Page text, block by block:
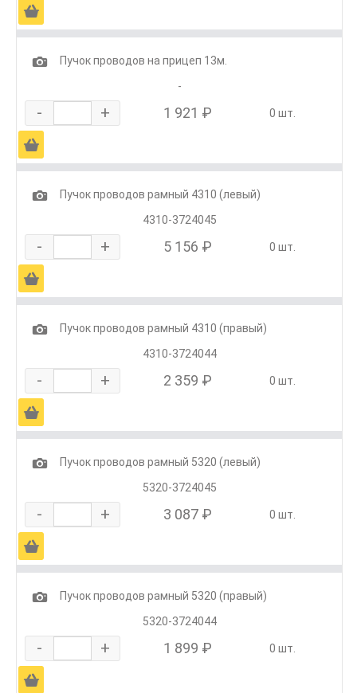
Ä
1
Пучок проводов на прицеп 13м.
-
- + 1 921 ₽ 0 шт.
Ä
1
Пучок проводов рамный 4310 (левый)
4310-3724045
- + 5 156 ₽ 0 шт.
Ä
1
Пучок проводов рамный 4310 (правый)
4310-3724044
- + 2 359 ₽ 0 шт.
Ä
1
Пучок проводов рамный 5320 (левый)
5320-3724045
- + 3 087 ₽ 0 шт.
Ä
1
Пучок проводов рамный 5320 (правый)
5320-3724044
- + 1 899 ₽ 0 шт.
Ä